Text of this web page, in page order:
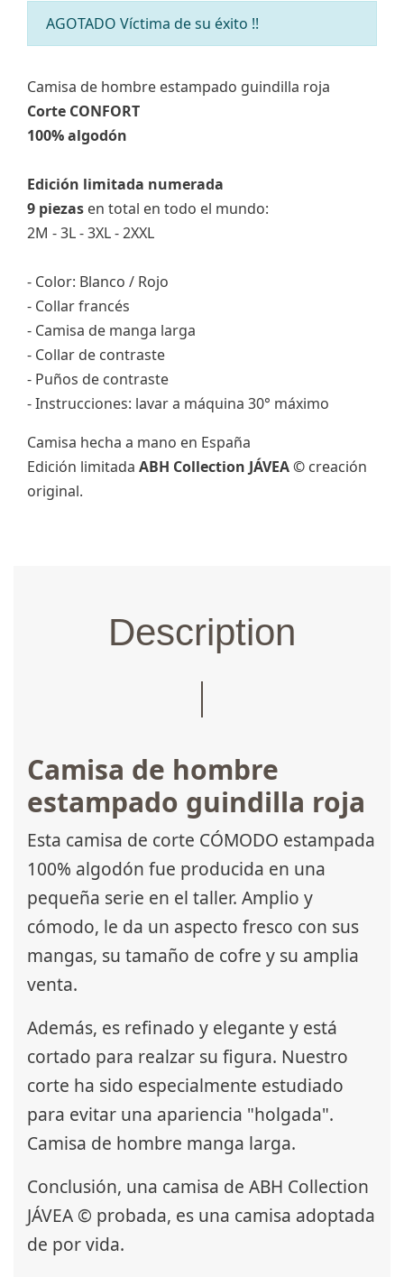
AGOTADO Víctima de su éxito !!
Camisa de hombre estampado guindilla roja
Corte CONFORT
100% algodón
Edición limitada numerada
9 piezas en total en todo el mundo:
2M - 3L - 3XL - 2XXL
- Color: Blanco / Rojo
- Collar francés
- Camisa de manga larga
- Collar de contraste
- Puños de contraste
- Instrucciones: lavar a máquina 30° máximo
Camisa hecha a mano en España
Edición limitada ABH Collection JÁVEA © creación
original.
Description
Camisa de hombre
estampado guindilla roja
Esta camisa de corte CÓMODO estampada
100% algodón fue producida en una
pequeña serie en el taller. Amplio y
cómodo, le da un aspecto fresco con sus
mangas, su tamaño de cofre y su amplia
venta.
Además, es refinado y elegante y está
cortado para realzar su figura. Nuestro
corte ha sido especialmente estudiado
para evitar una apariencia "holgada".
Camisa de hombre manga larga.
Conclusión, una camisa de ABH Collection
JÁVEA © probada, es una camisa adoptada
de por vida.